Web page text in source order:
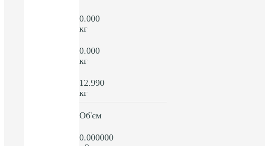
0.000
кг
0.000
кг
12.990
кг
Об'єм
0.000000